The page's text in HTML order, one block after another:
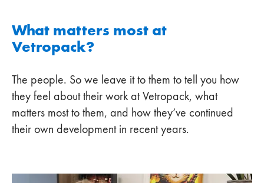
What matters most at
Vetropack?
The people. So we leave it to them to tell you how
they feel about their work at Vetropack, what
matters most to them, and how they’ve continued
their own development in recent years.